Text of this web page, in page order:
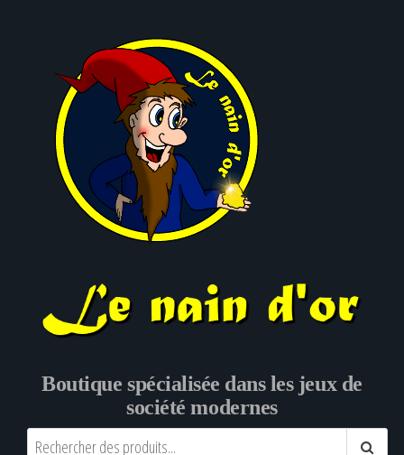
Boutique spécialisée dans les jeux de
société modernes